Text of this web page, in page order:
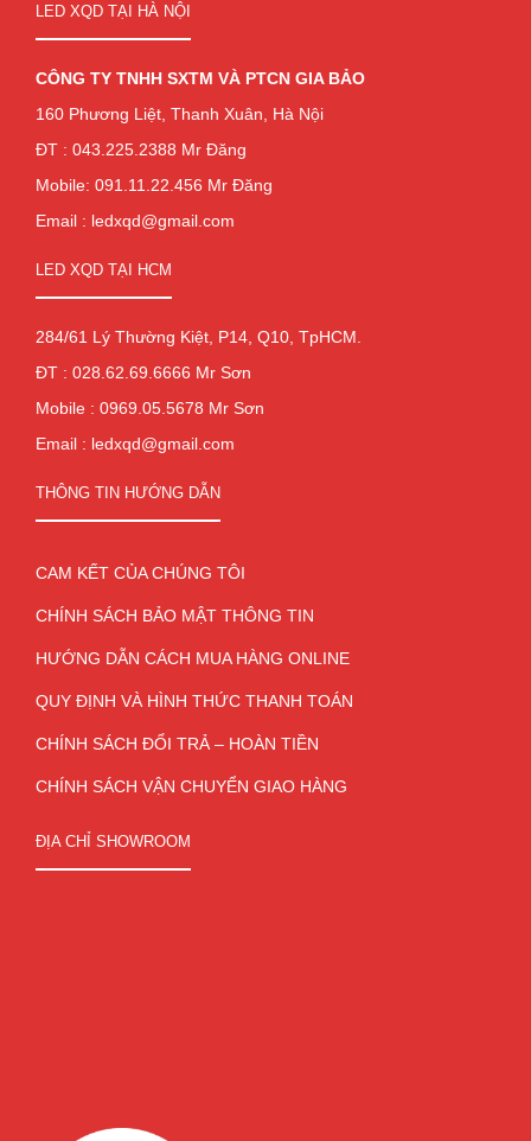
LED XQD TẠI HÀ NỘI
CÔNG TY TNHH SXTM VÀ PTCN GIA BẢO
160 Phương Liệt, Thanh Xuân, Hà Nội
ĐT : 043.225.2388 Mr Đăng
Mobile: 091.11.22.456 Mr Đăng
Email : ledxqd@gmail.com
LED XQD TẠI HCM
284/61 Lý Thường Kiệt, P14, Q10, TpHCM.
ĐT : 028.62.69.6666 Mr Sơn
Mobile : 0969.05.5678 Mr Sơn
Email : ledxqd@gmail.com
THÔNG TIN HƯỚNG DẪN
CAM KẾT CỦA CHÚNG TÔI
CHÍNH SÁCH BẢO MẬT THÔNG TIN
HƯỚNG DẪN CÁCH MUA HÀNG ONLINE
QUY ĐỊNH VÀ HÌNH THỨC THANH TOÁN
CHÍNH SÁCH ĐỔI TRẢ – HOÀN TIỀN
CHÍNH SÁCH VẬN CHUYỂN GIAO HÀNG
ĐỊA CHỈ SHOWROOM